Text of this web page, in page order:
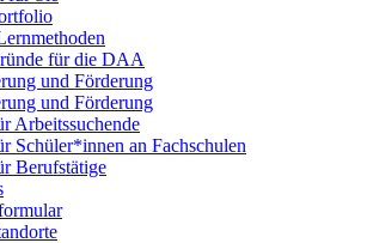
für die DAA
und Förderung
und Förderung
Arbeitssuchende
Schüler*innen an Fachschulen
Berufstätige